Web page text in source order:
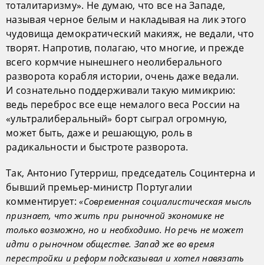
тоталитаризму». Не думаю, что все на Западе,
называя черное белым и накладывая на лик этого
чудовища демократический макияж, не ведали, что
творят. Напротив, полагаю, что многие, и прежде
всего кормчие нынешнего неолиберального
разворота корабля истории, очень даже ведали.
И сознательно поддерживали такую мимикрию:
ведь переброс все еще немалого веса России на
«ультралиберальный» борт сыграл огромную,
может быть, даже и решающую, роль в
радикальности и быстроте разворота.
Так, Антонио Гутерриш, председатель Социнтерна и
бывший премьер-министр Португалии
комментирует:«Современная социалистическая мысль
признает, что жить при рыночной экономике не
только возможно, но и необходимо. Но речь не может
идти о рыночном обществе. Запад же во время
перестройки и реформ подсказывал и хотел навязать